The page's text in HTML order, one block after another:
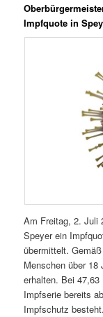
Impfquote in
Am Freitag, 2. Juli
Speyer ein
übermittelt.
Menschen über 18
erhalten. Bei
Impfserie bereits
Impfschutz besteht.